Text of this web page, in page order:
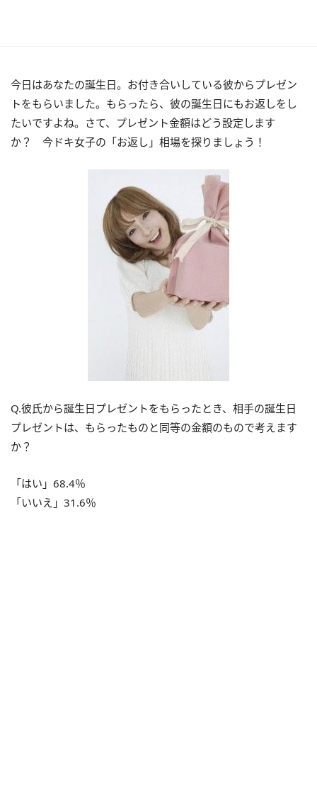
今日はあなたの誕生日。お付き合いしている彼からプレゼン
トをもらいました。もらったら、彼の誕生日にもお返しをし
たいですよね。さて、プレゼント金額はどう設定します
か？ 今ドキ女子の「お返し」相場を探りましょう！
Q.彼氏から誕生日プレゼントをもらったとき、相手の誕生日
プレゼントは、もらったものと同等の金額のもので考えます
か？
「はい」68.4％
「いいえ」31.6％